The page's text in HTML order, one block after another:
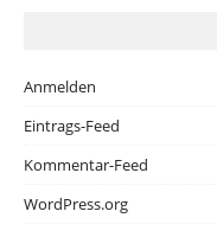
Anmelden
Eintrags-Feed
Kommentar-Feed
WordPress.org